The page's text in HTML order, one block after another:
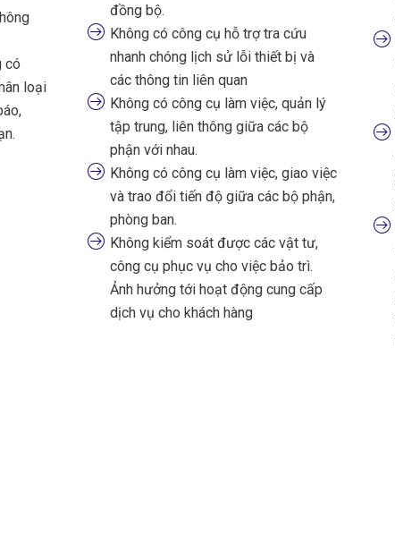
có
loại
đồng bộ.
Không có công cụ hỗ trợ tra cứu
nhanh chóng lịch sử lỗi thiết bị và
các thông tin liên quan
Không có công cụ làm việc, quản lý
tập trung, liên thông giữa các bộ
phận với nhau.
Không có công cụ làm việc, giao việc
và trao đổi tiến độ giữa các bộ phận,
phòng ban.
Không kiểm soát được các vật tư,
công cụ phục vụ cho việc bảo trì.
Ảnh hưởng tới hoạt động cung cấp
dịch vụ cho khách hàng